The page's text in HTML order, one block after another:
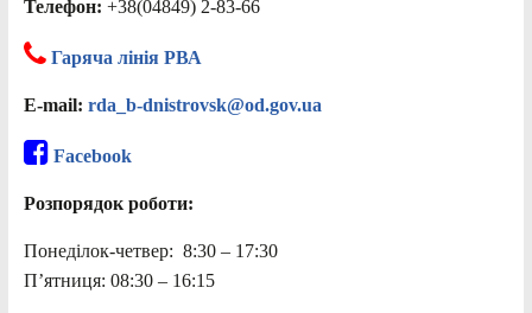
Телефон: +38(04849) 2-83-66
Гаряча лінія РВА
E-mail: rda_b-dnistrovsk@od.gov.ua
Facebook
Розпорядок роботи:
Понеділок-четвер: 8:30 – 17:30
П’ятниця: 08:30 – 16:15